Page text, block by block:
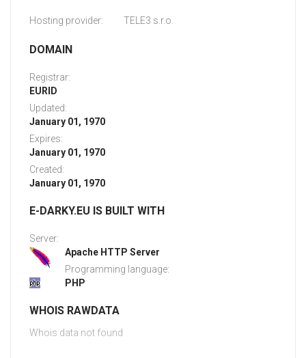
Hosting provider: TELE3 s.r.o.
DOMAIN
Registrar:
EURID
Updated:
January 01, 1970
Expires:
January 01, 1970
Created:
January 01, 1970
E-DARKY.EU IS BUILT WITH
Server:
Apache HTTP Server
Programming language:
PHP
WHOIS RAWDATA
Whois data not found